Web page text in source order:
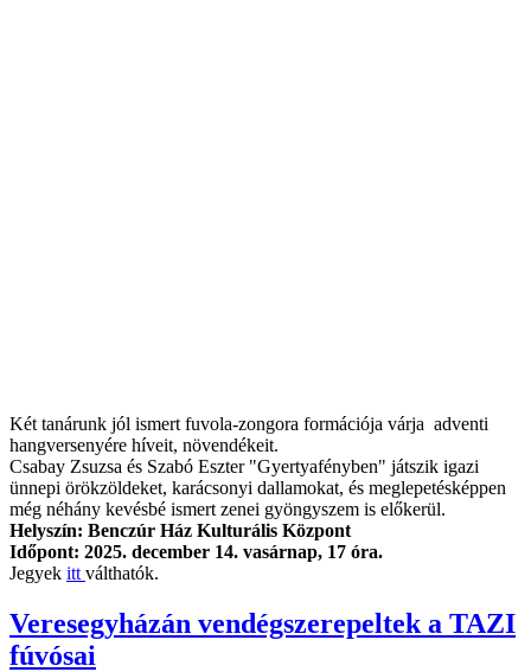
Két tanárunk jól ismert fuvola-zongora formációja várja adventi
hangversenyére híveit, növendékeit.
Csabay Zsuzsa és Szabó Eszter "Gyertyafényben" játszik igazi
ünnepi örökzöldeket, karácsonyi dallamokat, és meglepetésképpen
még néhány kevésbé ismert zenei gyöngyszem is előkerül.
Helyszín: Benczúr Ház Kulturális Központ
Időpont: 2025. december 14. vasárnap, 17 óra.
Jegyek itt válthatók.
Veresegyházán vendégszerepeltek a TAZI
fúvósai